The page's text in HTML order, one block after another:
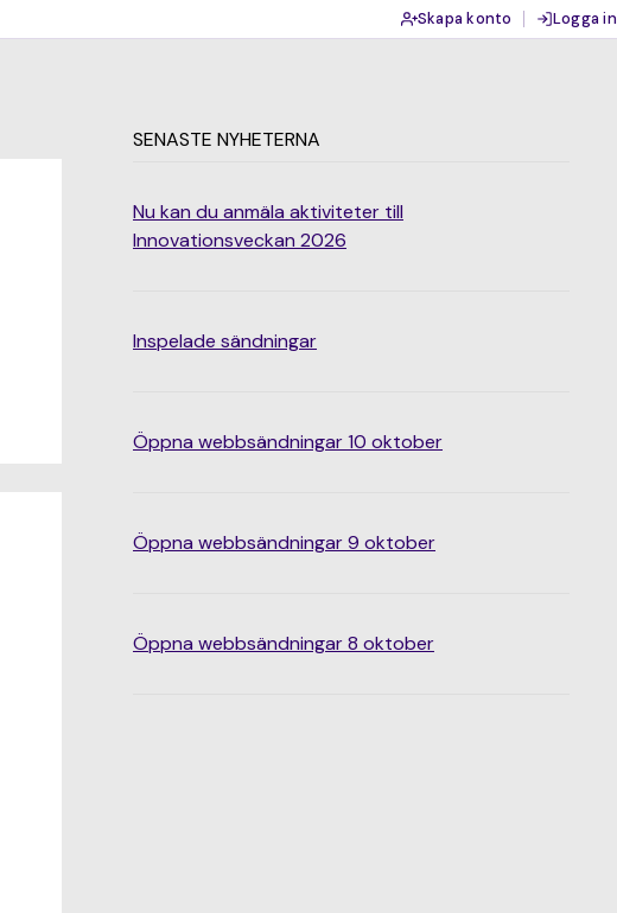
Skapa konto Logga in
SENASTE NYHETERNA
Nu kan du anmäla aktiviteter till
Innovationsveckan 2026
Inspelade sändningar
Öppna webbsändningar 10 oktober
Öppna webbsändningar 9 oktober
Öppna webbsändningar 8 oktober